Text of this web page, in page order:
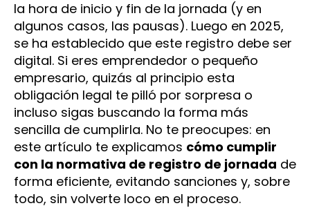
la hora de inicio y fin de la jornada (y en
algunos casos, las pausas). Luego en 2025,
se ha establecido que este registro debe ser
digital. Si eres emprendedor o pequeño
empresario, quizás al principio esta
obligación legal te pilló por sorpresa o
incluso sigas buscando la forma más
sencilla de cumplirla. No te preocupes: en
este artículo te explicamos cómo cumplir
con la normativa de registro de jornada de
forma eficiente, evitando sanciones y, sobre
todo, sin volverte loco en el proceso.